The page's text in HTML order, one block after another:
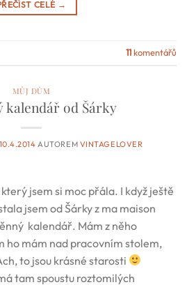
CELÉ →
11komentářů
MŮJ DŮM
kalendář od Šárky
10.4.2014 AUTOREM VINTAGELOVER
jsem si moc přála. I když ještě
jsem od Šárky z ma maison
kalendář. Mám z něho
ho mám nad pracovním stolem,
to jsou krásné starosti
tam spoustu roztomilých